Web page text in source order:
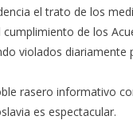
el trato de los
cumplimiento de los
violados diariamente
rasero informativo
es espectacular.